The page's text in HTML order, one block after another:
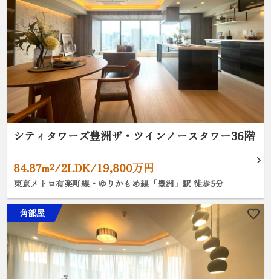
シティタワーズ豊洲ザ・ツインノースタワー36階
84.87m²/2LDK/19,800万円
東京メトロ有楽町線・ゆりかもめ線「豊洲」駅 徒歩5分
角部屋